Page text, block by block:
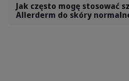
Jak często mogę stosować
Allerderm do skóry